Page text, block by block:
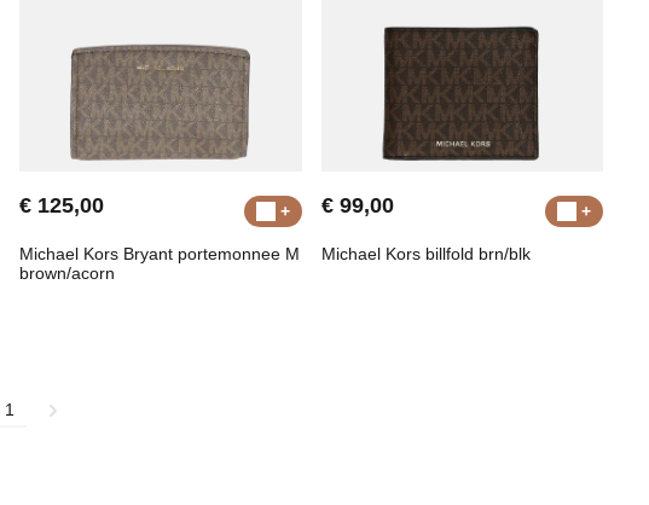
€ 125,00
Michael Kors Bryant portemonnee M
brown/acorn
€ 99,00
Michael Kors billfold brn/blk
1